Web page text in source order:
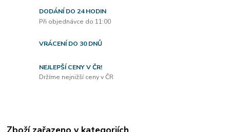
DODÁNÍ DO 24 HODIN
Při objednávce do 11:00
VRÁCENÍ DO 30 DNŮ
NEJLEPŠÍ CENY V ČR!
Držíme nejnižší ceny v ČR